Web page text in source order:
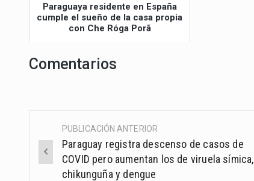
Paraguaya residente en España
cumple el sueño de la casa propia
con Che Róga Porã
Comentarios
Post
navigation
PUBLICACIÓN ANTERIOR
Paraguay registra descenso de casos de
COVID pero aumentan los de viruela símica,
chikunguña y dengue